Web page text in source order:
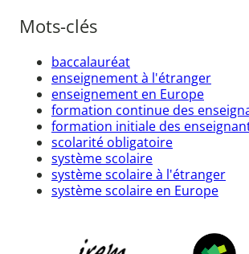
Mots-clés
baccalauréat
enseignement à l'étranger
enseignement en Europe
formation continue des
formation initiale des
scolarité obligatoire
système scolaire
système scolaire à l'étranger
système scolaire en Europe